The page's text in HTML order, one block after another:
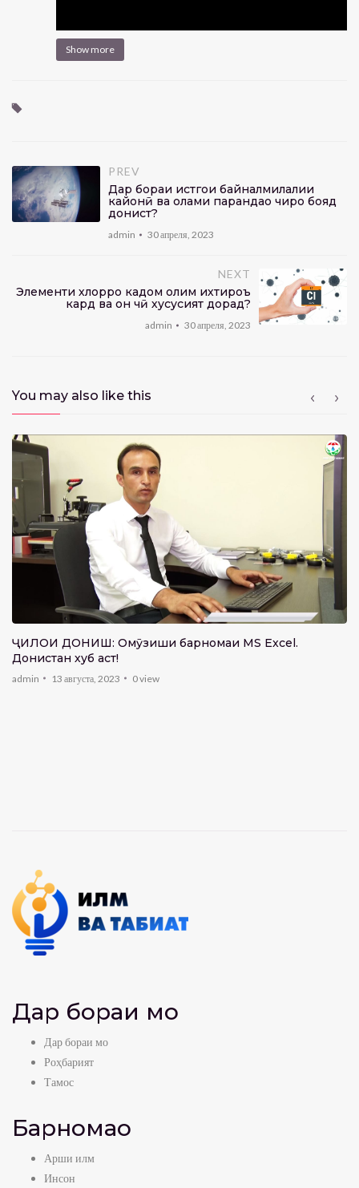
Show more
PREV
Дар бораи истгоҳи байналмилалии
кайҳонӣ ва олами парандаҳо чиро бояд
донист?
admin 30 апреля, 2023
NEXT
Элементи хлорро кадом олим ихтироъ
кард ва он чӣ хусусият дорад?
admin 30 апреля, 2023
You may also like this
ҶИЛОИ ДОНИШ: Омӯзиши барномаи MS Excel.
Донистан хуб аст!
admin 13 августа, 2023 0view
Дар бораи мо
Дар бораи мо
Роҳбарият
Тамос
Барномаҳо
Арши илм
Инсон